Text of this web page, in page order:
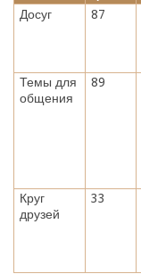
Досуг 87
Темы для
общения
89
Круг
друзей
33